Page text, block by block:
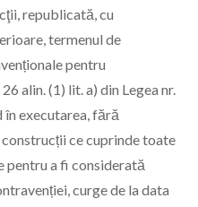
republicată, cu
termenul de
pentru
alin. (1) lit. a) din Legea nr.
executarea, fără
ce cuprinde toate
pentru a fi considerată
curge de la data